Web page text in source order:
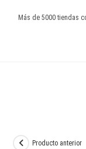
Más de 5000 tiendas
Producto anterior